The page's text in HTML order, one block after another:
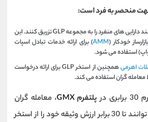
کاربران می توانند دارایی های منفرد را به مجموعه GLP تزریق کنند. این
خودکار (AMM) برای ارائه خدمات تبادل اسپات
استفاده می شود.
اهرمی
همچنین از استخر GLP برای ارائه درخواست
گران استفاده می کند.
در پلتفرم GMX
، معامله گران
قرارداد دائمی می توانند تا 30 برابر ارزش وثیقه خود را از استخر